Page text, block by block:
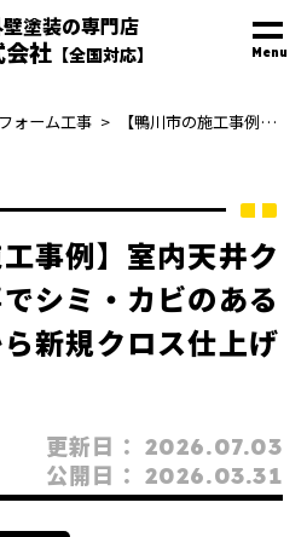
塗装の専門店
社 【全国対応】 Menu
ォーム工事 【鴨川市の施工事例】室内天井クロス修繕工事でシミ・カビのある天井を撤去から新規クロス仕上げまで対応
工事例】室内天井ク
シミ・カビのある
新規クロス仕上げ
更新日：2026.07.03
公開日：2026.03.31